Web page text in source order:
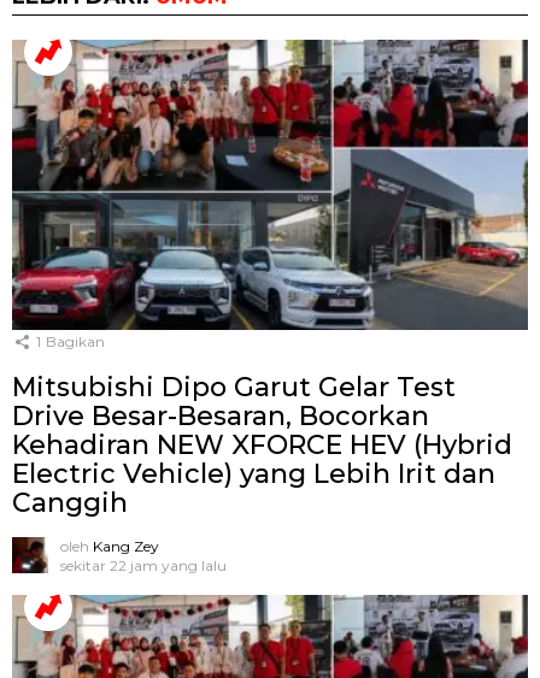
1 Bagikan
Mitsubishi Dipo Garut Gelar Test
Drive Besar-Besaran, Bocorkan
Kehadiran NEW XFORCE HEV (Hybrid
Electric Vehicle) yang Lebih Irit dan
Canggih
oleh Kang Zey
sekitar 22 jam yang lalu